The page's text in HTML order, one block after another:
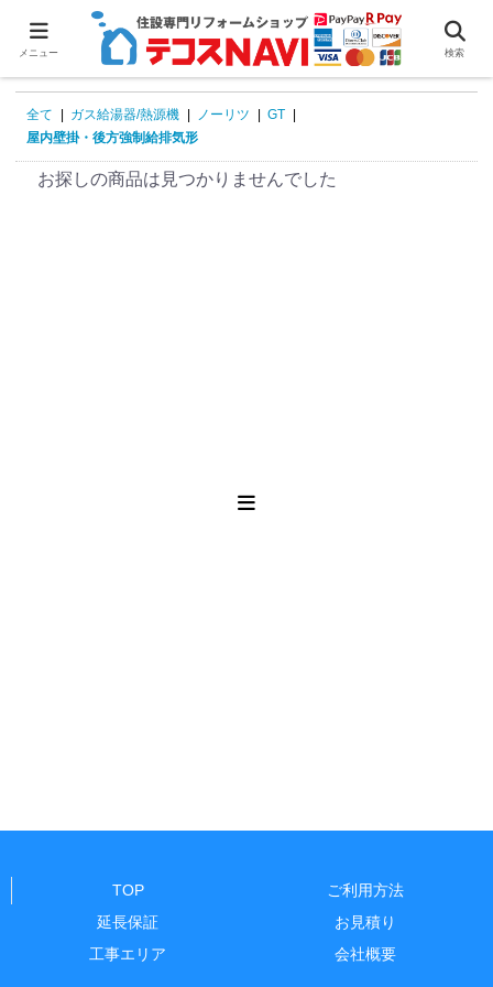
全て ガス給湯器/熱源機 ノーリツ GT
屋内壁掛・後方強制給排気形
お探しの商品は見つかりませんでした
TOP
ご利用方法
延長保証
お見積り
工事エリア
会社概要
メニュー 検索